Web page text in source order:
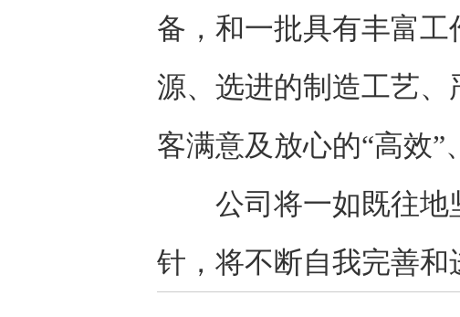
备，和一批具有丰富
源、选进的制造工艺
客满意及放心的“高效”
公司将一如既往地坚
针，将不断自我完善和